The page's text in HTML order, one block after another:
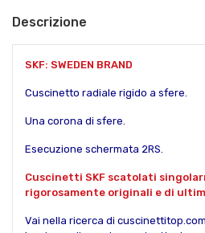
Descrizione
SKF: SWEDEN BRAND
Cuscinetto radiale rigido a sfere.
Una corona di sfere.
Esecuzione schermata 2RS.
Cuscinetti SKF scatolati
rigorosamente originali e di
Vai nella ricerca di